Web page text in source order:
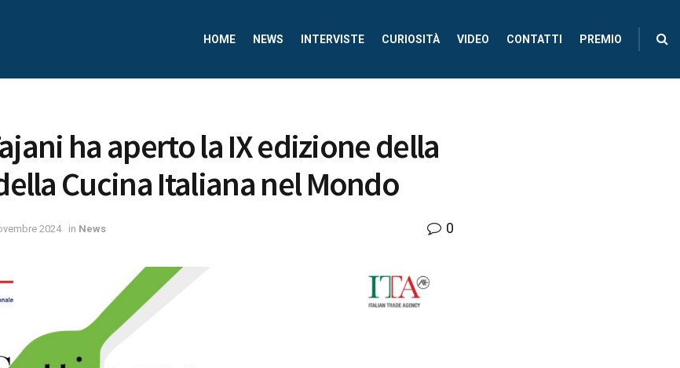
HOME NEWS INTERVISTE CURIOSITÀ VIDEO CONTATTI PREMIO
ha aperto la IX edizione della
Cucina Italiana nel Mondo
2024 in News 0